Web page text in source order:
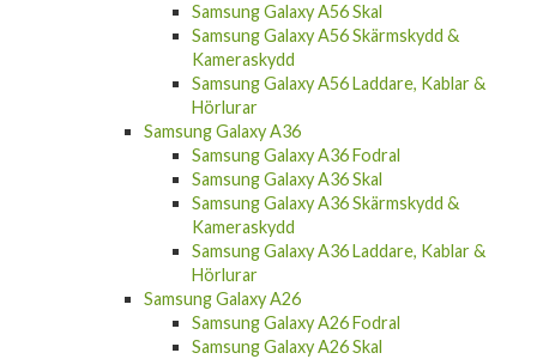
Samsung Galaxy A56 Skal
Samsung Galaxy A56 Skärmskydd &
Kameraskydd
Samsung Galaxy A56 Laddare, Kablar &
Hörlurar
Samsung Galaxy A36
Samsung Galaxy A36 Fodral
Samsung Galaxy A36 Skal
Samsung Galaxy A36 Skärmskydd &
Kameraskydd
Samsung Galaxy A36 Laddare, Kablar &
Hörlurar
Samsung Galaxy A26
Samsung Galaxy A26 Fodral
Samsung Galaxy A26 Skal